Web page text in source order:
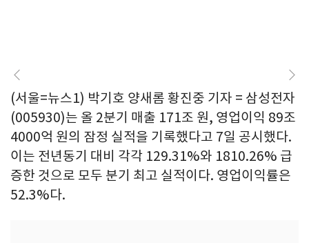
(서울=뉴스1) 박기호 양새롬 황진중 기자 = 삼성전자
(005930)는 올 2분기 매출 171조 원, 영업이익 89조
4000억 원의 잠정 실적을 기록했다고 7일 공시했다.
이는 전년동기 대비 각각 129.31%와 1810.26% 급
증한 것으로 모두 분기 최고 실적이다. 영업이익률은
52.3%다.